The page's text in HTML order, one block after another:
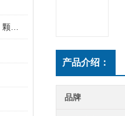
产品介绍：
品牌